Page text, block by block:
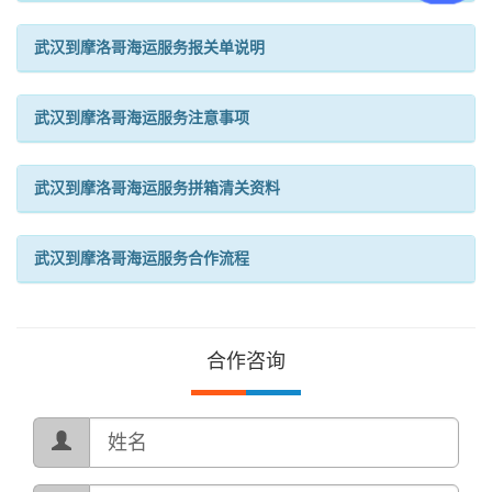
武汉到摩洛哥海运服务报关单说明
武汉到摩洛哥海运服务注意事项
武汉到摩洛哥海运服务拼箱清关资料
武汉到摩洛哥海运服务合作流程
合作咨询